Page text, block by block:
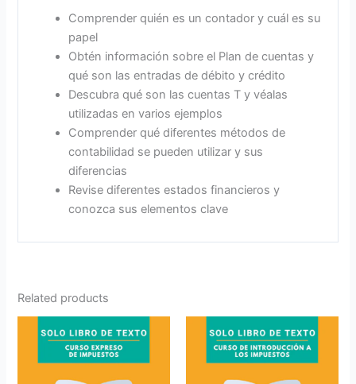
Comprender quién es un contador y cuál es su
papel
Obtén información sobre el Plan de cuentas y
qué son las entradas de débito y crédito
Descubra qué son las cuentas T y véalas
utilizadas en varios ejemplos
Comprender qué diferentes métodos de
contabilidad se pueden utilizar y sus
diferencias
Revise diferentes estados financieros y
conozca sus elementos clave
Related products